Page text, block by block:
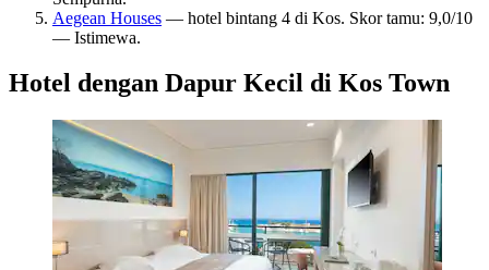
Aegean Houses — hotel bintang 4 di Kos. Skor tamu: 9,0/10
— Istimewa.
Hotel dengan Dapur Kecil di Kos Town